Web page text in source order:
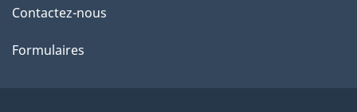
s
d
ce
site
Contactez-nous
Formulaires